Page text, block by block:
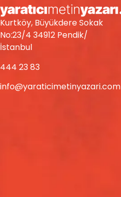
Kurtköy, Büyükdere Sokak
No:23/4 34912 Pendik/
İstanbul
444 23 83
info@yaraticimetinyazari.com